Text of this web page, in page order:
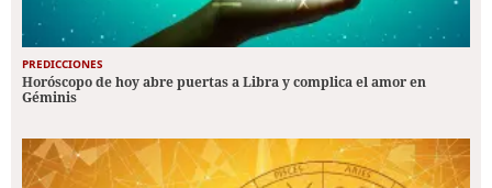
PREDICCIONES
Horóscopo de hoy abre puertas a Libra y complica el amor en
Géminis